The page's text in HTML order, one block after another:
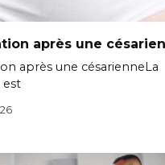
après une
après une césarienneLa
est